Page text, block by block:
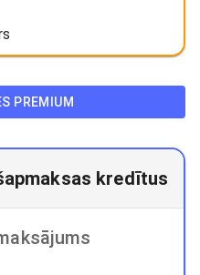
PREMIUM
kredītus